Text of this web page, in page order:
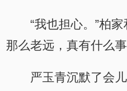
“我也担心。”柏
那么老远，真有什么
严玉青沉默了会